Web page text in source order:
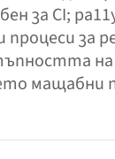
за CI;
за
на
мащабни